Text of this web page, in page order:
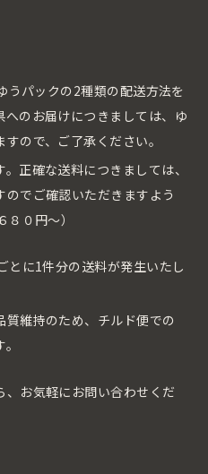
うパックの2種類の配送方法を
へのお届けにつきましては、ゆ
ので、ご了承ください。
正確な送料につきましては、
でご確認いただきますよう
０円〜）
とに1件分の送料が発生いたし
維持のため、チルド便での
、お気軽にお問い合わせくだ